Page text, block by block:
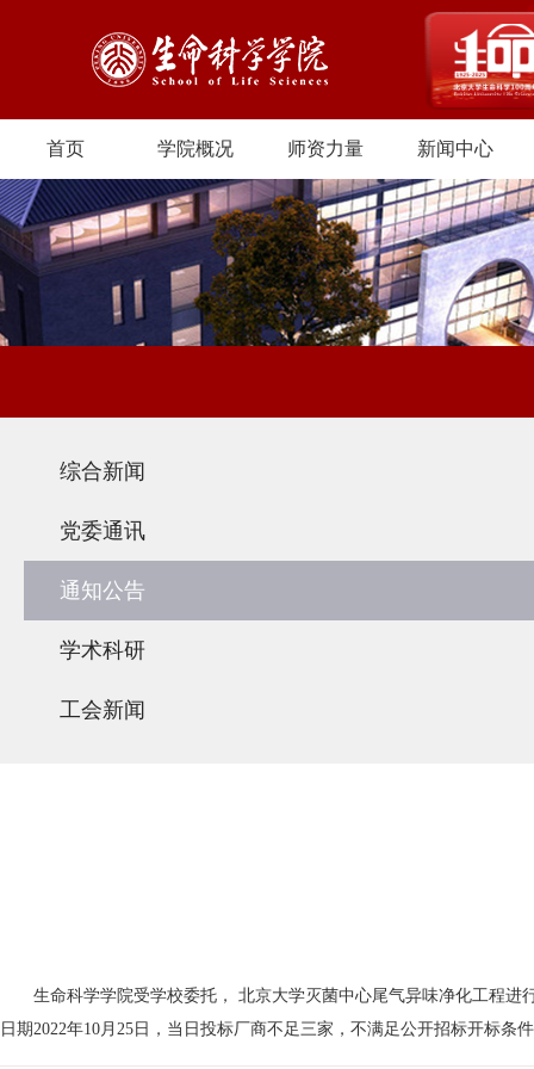
首页 学院概况 师资力量 新闻中心
综合新闻
党委通讯
通知公告
学术科研
工会新闻
生命科学学院受学校委托， 北京大学灭菌中心尾气异味净化工程进
日期2022年10月25日，当日投标厂商不足三家，不满足公开招标开标